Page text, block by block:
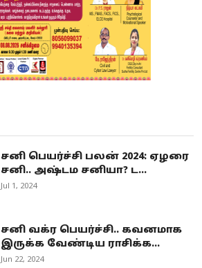
சனி பெயர்ச்சி பலன் 2024: ஏழரை
சனி.. அஷ்டம சனியா? ட...
Jul 1, 2024
சனி வக்ர பெயர்ச்சி.. கவனமாக
இருக்க வேண்டிய ராசிக்க...
Jun 22, 2024